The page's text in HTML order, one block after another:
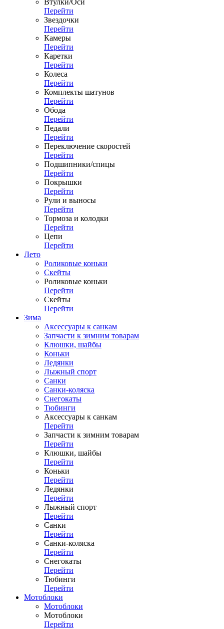
Втулки/Оси
Перейти
Звездочки
Перейти
Камеры
Перейти
Каретки
Перейти
Колеса
Перейти
Комплекты шатунов
Перейти
Обода
Перейти
Педали
Перейти
Переключение скоростей
Перейти
Подшипники/спицы
Перейти
Покрышки
Перейти
Рули и выносы
Перейти
Тормоза и колодки
Перейти
Цепи
Перейти
Лето
Роликовые коньки
Скейты
Роликовые коньки
Перейти
Скейты
Перейти
Зима
Аксессуары к санкам
Запчасти к зимним товарам
Клюшки, шайбы
Коньки
Ледянки
Лыжный спорт
Санки
Санки-коляска
Снегокаты
Тюбинги
Аксессуары к санкам
Перейти
Запчасти к зимним товарам
Перейти
Клюшки, шайбы
Перейти
Коньки
Перейти
Ледянки
Перейти
Лыжный спорт
Перейти
Санки
Перейти
Санки-коляска
Перейти
Снегокаты
Перейти
Тюбинги
Перейти
Мотоблоки
Мотоблоки
Мотоблоки
Перейти